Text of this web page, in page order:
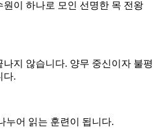
원이 하나로 모인 선명한 목 전왕
지 않습니다. 양무 중신이자 불평
다.
누어 읽는 훈련이 됩니다.